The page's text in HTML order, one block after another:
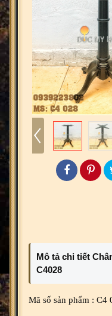
Mô tả chi tiết
C4028
Mã số sản phẩm : C4